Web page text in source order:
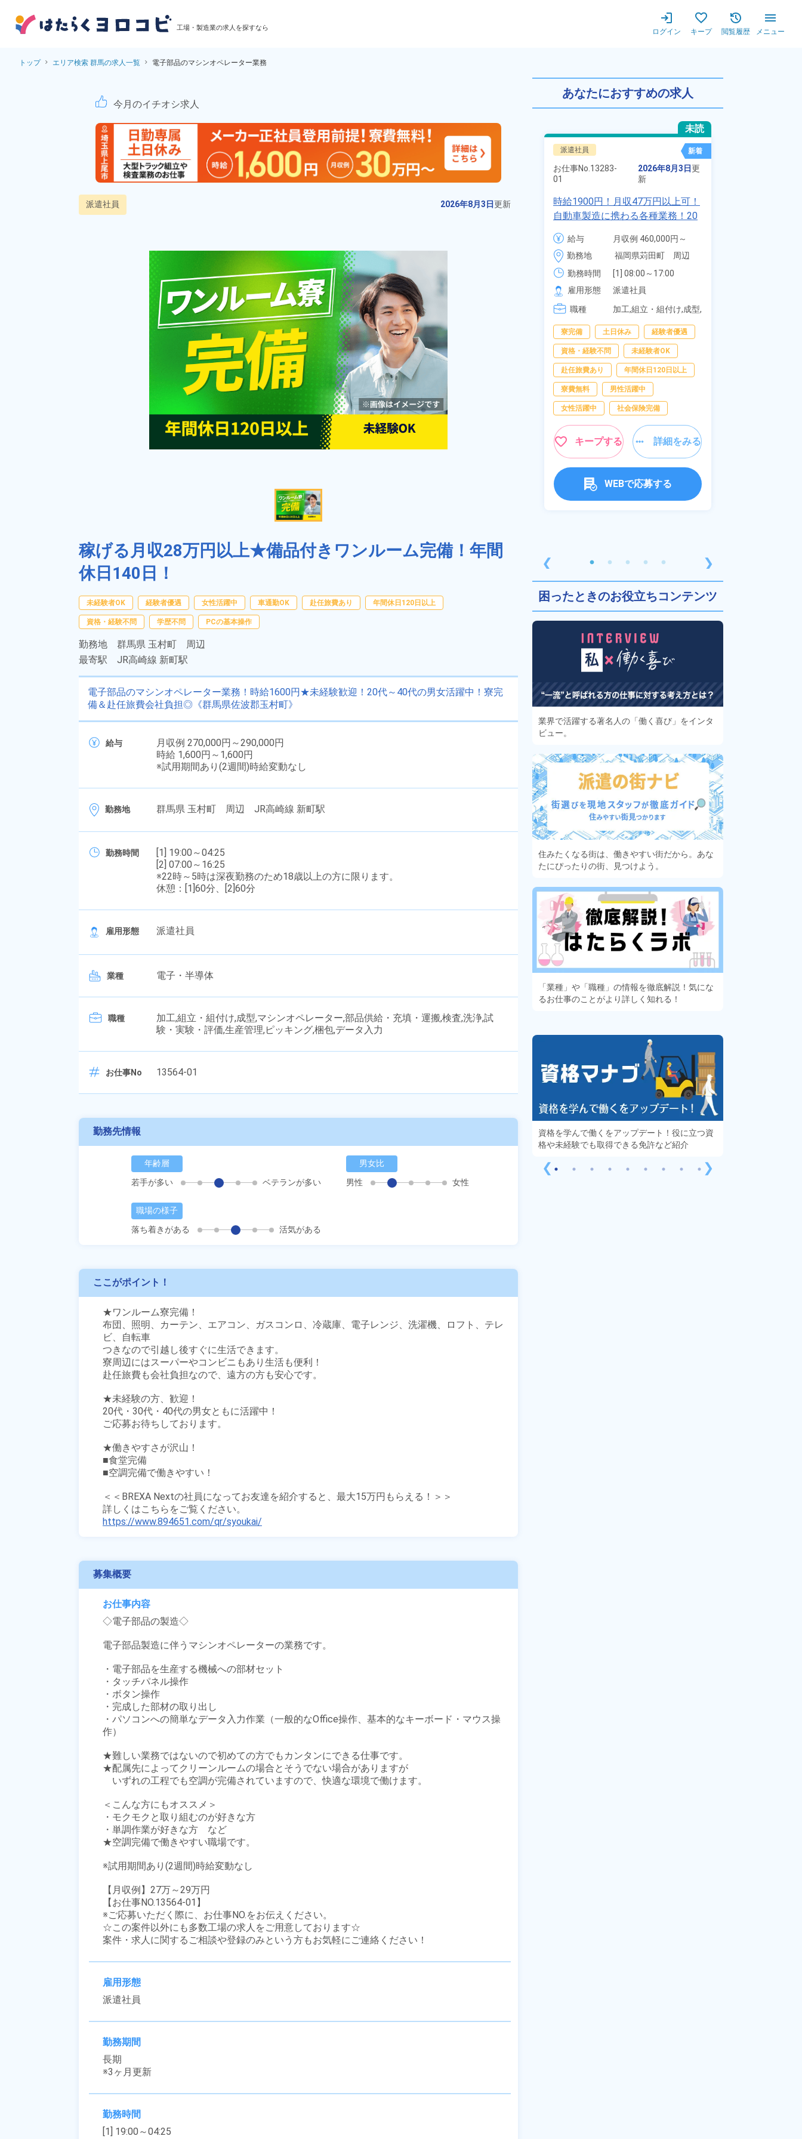
工場・製造業の求人を探すなら ログイン キープ 閲覧履歴 メニュー
トップ エリア検索 群馬の求人一覧 電子部品のマシンオペレーター業務
電子部品のマシンオペレーター業務！時給1600円★未経験歓迎！20代～40代の男
今月のイチオシ求人
派遣社員 2026年8月3日更新
稼げる月収28万円以上★備品付きワンルーム完備！年間
休日140日！
未経験者OK 経験者優遇 女性活躍中 車通勤OK 赴任旅費あり 年間休日120日以上
資格・経験不問 学歴不問 PCの基本操作
勤務地 群馬県 玉村町 周辺
最寄駅 JR高崎線 新町駅
電子部品のマシンオペレーター業務！時給1600円★未経験歓迎！20代～40代の男女活躍中！寮完
備＆赴任旅費会社負担◎《群馬県佐波郡玉村町》
給与
月収例 270,000円～290,000円
時給 1,600円～1,600円
※試用期間あり(2週間)時給変動なし
勤務地 群馬県 玉村町 周辺 JR高崎線 新町駅
勤務時間
[1] 19:00～04:25
[2] 07:00～16:25
※22時～5時は深夜勤務のため18歳以上の方に限ります。
休憩：[1]60分、[2]60分
雇用形態 派遣社員
業種 電子・半導体
職種
加工,組立・組付け,成型,マシンオペレーター,部品供給・充填・運搬,検査,洗浄,試
験・実験・評価,生産管理,ピッキング,梱包,データ入力
お仕事No 13564-01
勤務先情報
年齢層
若手が多い
ベテランが多い
男女比
男性
女性
職場の様子
落ち着きがある
活気がある
ここがポイント！
★ワンルーム寮完備！
布団、照明、カーテン、エアコン、ガスコンロ、冷蔵庫、電子レンジ、洗濯機、ロフト、テレ
ビ、自転車
つきなので引越し後すぐに生活できます。
寮周辺にはスーパーやコンビニもあり生活も便利！
赴任旅費も会社負担なので、遠方の方も安心です。
★未経験の方、歓迎！
20代・30代・40代の男女ともに活躍中！
ご応募お待ちしております。
★働きやすさが沢山！
■食堂完備
■空調完備で働きやすい！
＜＜BREXA Nextの社員になってお友達を紹介すると、最大15万円もらえる！＞＞
https://www.894651.com/qr/syoukai/
募集概要
お仕事内容
◇電子部品の製造◇
電子部品製造に伴うマシンオペレーターの業務です。
・電子部品を生産する機械への部材セット
・タッチパネル操作
・ボタン操作
・完成した部材の取り出し
・パソコンへの簡単なデータ入力作業（一般的なOffice操作、基本的なキーボード・マウス操
作）
★難しい業務ではないので初めての方でもカンタンにできる仕事です。
★配属先によってクリーンルームの場合とそうでない場合がありますが
いずれの工程でも空調が完備されていますので、快適な環境で働けます。
＜こんな方にもオススメ＞
・モクモクと取り組むのが好きな方
・単調作業が好きな方　など
★空調完備で働きやすい職場です。
※試用期間あり(2週間)時給変動なし
【月収例】27万～29万円
【お仕事NO.13564-01】
※ご応募いただく際に、お仕事NO.をお伝えください。
☆この案件以外にも多数工場の求人をご用意しております☆
案件・求人に関するご相談や登録のみという方もお気軽にご連絡ください！
雇用形態
派遣社員
勤務期間
長期
※3ヶ月更新
勤務時間
[1] 19:00～04:25
あなたにおすすめの求人
❮
未読
派遣社員
お仕事No.4451-
03
2026年8月3日
大型配電盤の配線・部品の組付け
作業！有資格者歓迎！人気の日勤
中！休日出勤少なめ！《北海道北
広島市》
勤務地
北海道北広島市　周辺
雇用形態
派遣社員
職種
組立・組付け
経験者優遇 男性活躍中
年間休日120日以上
土日祝休み
キープする
未読
派遣社員 新着
お仕事No. 13283-
01
2026年8月3日更
新
時給1900円！月収47万円以上可！
自動車製造に携わる各種業務！20
代～40代の男女活躍中★ワンルー
ム寮無料！マイカー通勤OK！無料
駐車場あり！赴任旅費会社負担！
社員食堂あり！日払いあり！土日
休み！特別賞与90万円支給！《福
岡県京都郡苅田町》
給与
月収例 460,000円～
480,000円
時給 1,900円～1,900円
勤務地
福岡県苅田町　周辺
勤務時間
[1] 08:00～17:00
[2] 20:00～05:00
[3] 06:30～15:00
[4] 14:30～23:00
雇用形態
派遣社員
職種
加工,組立・組付け,成型,
オペレーター,部品供
給・充填・運搬,検査,物
流・配送
寮完備 土日休み 経験者優遇
資格・経験不問 未経験者OK
赴任旅費あり 年間休日120日以上
寮費無料 男性活躍中
女性活躍中 社会保険完備
キープする 詳細をみる
WEBで応募する
❯
困ったときのお役立ちコンテンツ
業界で活躍する著名人の「働く喜び」をインタ
ビュー。
住みたくなる街は、働きやすい街だから。あな
たにぴったりの街、見つけよう。
「業種」や「職種」の情報を徹底解説！気にな
るお仕事のことがより詳しく知れる！
❮
に！？ディープな世界にあなたもきっとハマる
はず！
資格を学んで働くをアップデート！役に立つ資
格や未経験でも取得できる免許など紹介
❯